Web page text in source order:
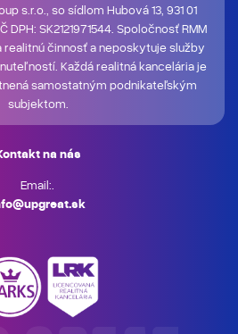
s.r.o., so sídlom Hubová 13, 931 01
DPH: SK2121971544. Spoločnosť RMM
realitnú činnosť a neposkytuje služby
Každá realitná kancelária je
samostatným podnikateľským
subjektom.
na nás
Email:.